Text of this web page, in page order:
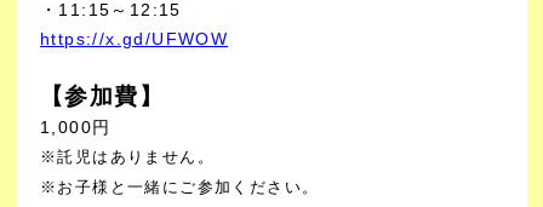
・11:15～12:15
https://x.gd/UFWOW
【参加費】
1,000円
※託児はありません。
※お子様と一緒にご参加ください。